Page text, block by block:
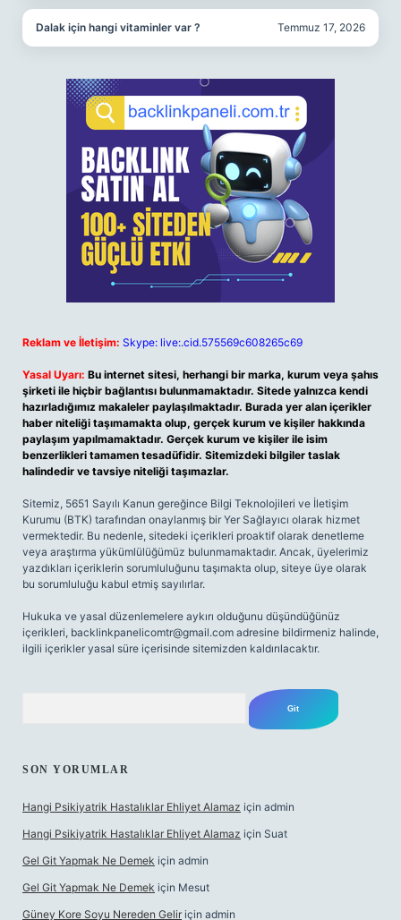
Dalak için hangi vitaminler var ? Temmuz 17, 2026
Reklam ve İletişim: Skype: live:.cid.575569c608265c69
Yasal Uyarı: Bu internet sitesi, herhangi bir marka, kurum veya şahıs
şirketi ile hiçbir bağlantısı bulunmamaktadır. Sitede yalnızca kendi
hazırladığımız makaleler paylaşılmaktadır. Burada yer alan içerikler
haber niteliği taşımamakta olup, gerçek kurum ve kişiler hakkında
paylaşım yapılmamaktadır. Gerçek kurum ve kişiler ile isim
benzerlikleri tamamen tesadüfidir. Sitemizdeki bilgiler taslak
halindedir ve tavsiye niteliği taşımazlar.
Sitemiz, 5651 Sayılı Kanun gereğince Bilgi Teknolojileri ve İletişim
Kurumu (BTK) tarafından onaylanmış bir Yer Sağlayıcı olarak hizmet
vermektedir. Bu nedenle, sitedeki içerikleri proaktif olarak denetleme
veya araştırma yükümlülüğümüz bulunmamaktadır. Ancak, üyelerimiz
yazdıkları içeriklerin sorumluluğunu taşımakta olup, siteye üye olarak
bu sorumluluğu kabul etmiş sayılırlar.
Hukuka ve yasal düzenlemelere aykırı olduğunu düşündüğünüz
içerikleri, backlinkpanelicomtr@gmail.com adresine bildirmeniz halinde,
ilgili içerikler yasal süre içerisinde sitemizden kaldırılacaktır.
SON YORUMLAR
Hangi Psikiyatrik Hastalıklar Ehliyet Alamaz için admin
Hangi Psikiyatrik Hastalıklar Ehliyet Alamaz için Suat
Gel Git Yapmak Ne Demek için admin
Gel Git Yapmak Ne Demek için Mesut
Güney Kore Soyu Nereden Gelir için admin